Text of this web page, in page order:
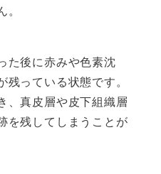
。
た後に赤みや色素沈
残っている状態です。
、真皮層や皮下組織層
を残してしまうことが